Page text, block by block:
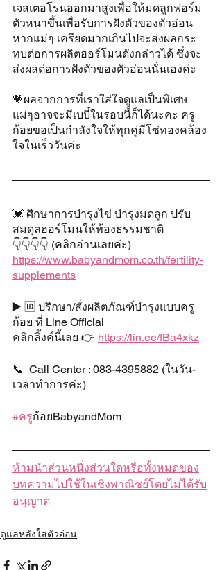
เจสเตอโรนออกมาสูงเพื่อให้มดลูกฟอร์ม
ตัวหนาขึ้นเพื่อรับการฝังตัวของตัวอ่อน
หากแม่ๆ เครียดมากเกินไปจะส่งผลกระ
ทบต่อการผลิตฮอร์โมนดังกล่าวได้ ซึ่งจะ
ส่งผลต่อการฝังตัวของตัวอ่อนนั่นเองค่ะ
💗ผลจากการที่เราใส่ใจดูแลเป็นพิเศษ
แม่ๆอาจจะมีเบบี๋ในรอบนี้ก็ได้นะคะ ครู
ก้อยขอเป็นกำลังใจให้ทุกคู่มีโซ่ทองคล้อง
ใจในเร็ววันค่ะ
💓 ศึกษาการบำรุงไข่ บำรุงมดลูก ปรับ
สมดุลฮอร์โมนให้ท้องธรรมชาติ
👇👇👇👇 (คลิกอ่านเลยค่ะ)
https://www.babyandmom.co.th/fertility-
supplements
▶️ 🆔 ปรึกษา/สั่งผลิตภัณฑ์บำรุงแบบครู
ก้อย ที่ Line Official
คลิกลิ้งค์นี้เลย 👉 https://lin.ee/fBa4xkz
📞  Call Center : 083-4395882 (ในวัน-
เวลาทำการค่ะ)
#ครูก้อยBabyandMom
ห้ามนำส่วนหนึ่งส่วนใดหรือทั้งหมดของ
บทความไปใช้ในเชิงพาณิชย์โดยไม่ได้รับ
อนุญาต
ดูแลหลังใส่ตัวอ่อน